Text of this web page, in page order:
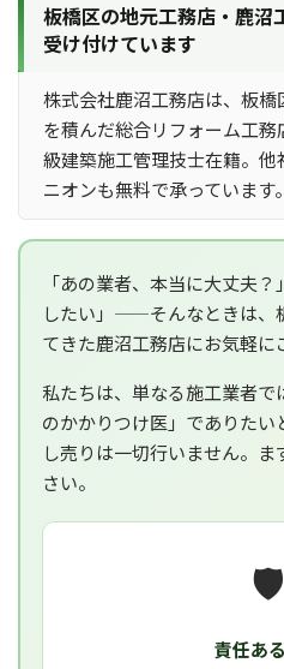
板橋区の地元工務店・鹿沼
受け付けています
株式会社鹿沼工務店は、板
を積んだ総合リフォーム工
級建築施工管理技士在籍。
ニオンも無料で承っています。
「あの業者、本当に大丈夫
したい」——そんなときは、
てきた鹿沼工務店にお気軽に
私たちは、単なる施工業者
のかかりつけ医」でありたい
し売りは一切行いません。
さい。
🛡
責任あ